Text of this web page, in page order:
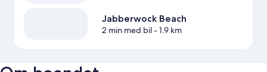
Jabberwock Beach
2 min med bil- 1.9 km